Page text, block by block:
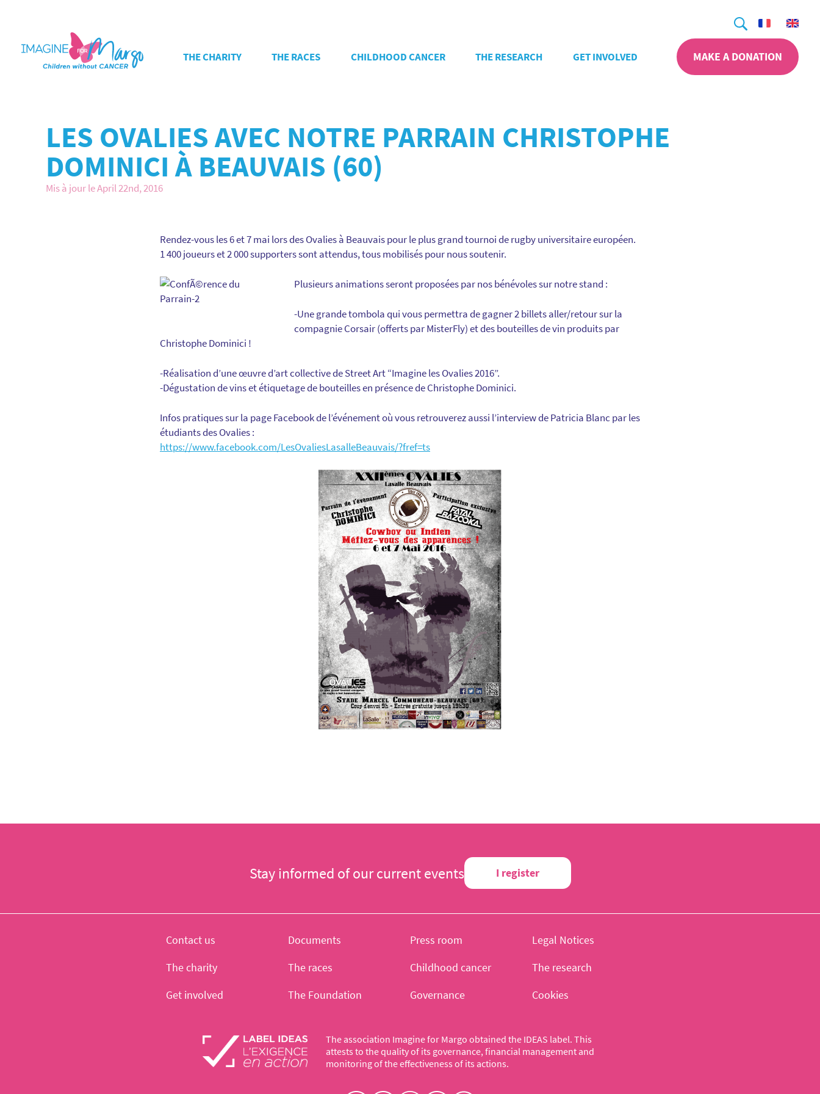
Search
THE CHARITY THE RACES CHILDHOOD CANCER THE RESEARCH GET INVOLVED MAKE A DONATION
LES OVALIES AVEC NOTRE PARRAIN CHRISTOPHE
DOMINICI À BEAUVAIS (60)
Mis à jour le April 22nd, 2016
Rendez-vous les 6 et 7 mai lors des Ovalies à Beauvais pour le plus grand tournoi de rugby universitaire européen.
1 400 joueurs et 2 000 supporters sont attendus, tous mobilisés pour nous soutenir.
Plusieurs animations seront proposées par nos bénévoles sur notre stand :
-Une grande tombola qui vous permettra de gagner 2 billets aller/retour sur la
compagnie Corsair (offerts par MisterFly) et des bouteilles de vin produits par
Christophe Dominici !
-Réalisation d’une œuvre d’art collective de Street Art “Imagine les Ovalies 2016”.
-Dégustation de vins et étiquetage de bouteilles en présence de Christophe Dominici.
Infos pratiques sur la page Facebook de l’événement où vous retrouverez aussi l’interview de Patricia Blanc par les
étudiants des Ovalies :
https://www.facebook.com/LesOvaliesLasalleBeauvais/?fref=ts
Stay informed of our current events I register
The association Imagine for Margo obtained the IDEAS label. This
attests to the quality of its governance, financial management and
monitoring of the effectiveness of its actions.
Contact us Documents Press room
Legal Notices
The charity
The races Childhood cancer
The research
Get involved
The Foundation Governance Cookies